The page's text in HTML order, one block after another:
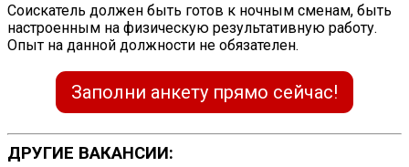
Соискатель должен быть готов к ночным сменам, быть
настроенным на физическую результативную работу.
Опыт на данной должности не обязателен.
Заполни анкету прямо сейчас!
ДРУГИЕ ВАКАНСИИ: